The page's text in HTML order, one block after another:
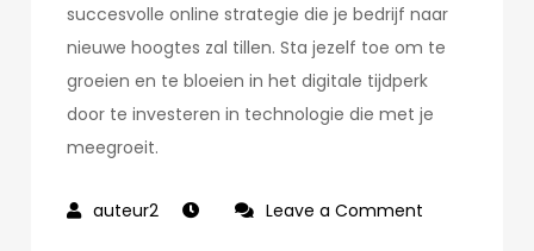
succesvolle online strategie die je bedrijf naar
nieuwe hoogtes zal tillen. Sta jezelf toe om te
groeien en te bloeien in het digitale tijdperk
door te investeren in technologie die met je
meegroeit.
Leave a Comment